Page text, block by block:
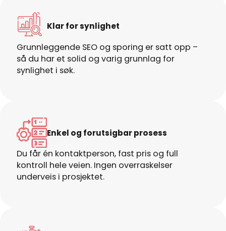
Klar for synlighet
Grunnleggende SEO og sporing er satt opp –
så du har et solid og varig grunnlag for
synlighet i søk.
Enkel og forutsigbar prosess
Du får én kontaktperson, fast pris og full
kontroll hele veien. Ingen overraskelser
underveis i prosjektet.